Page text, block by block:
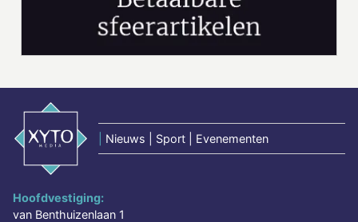
Nieuws | Sport | Evenementen
Hoofdvestiging:
van Benthuizenlaan 1